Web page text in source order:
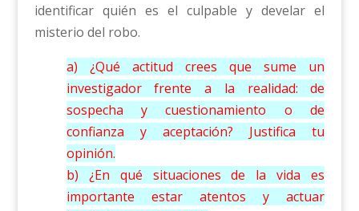
identificar quién es el culpable y develar el
misterio del robo.
a) ¿Qué actitud crees que sume un
investigador frente a la realidad: de
sospecha y cuestionamiento o de
confianza y aceptación? Justifica tu
opinión.
b) ¿En qué situaciones de la vida es
importante estar atentos y actuar